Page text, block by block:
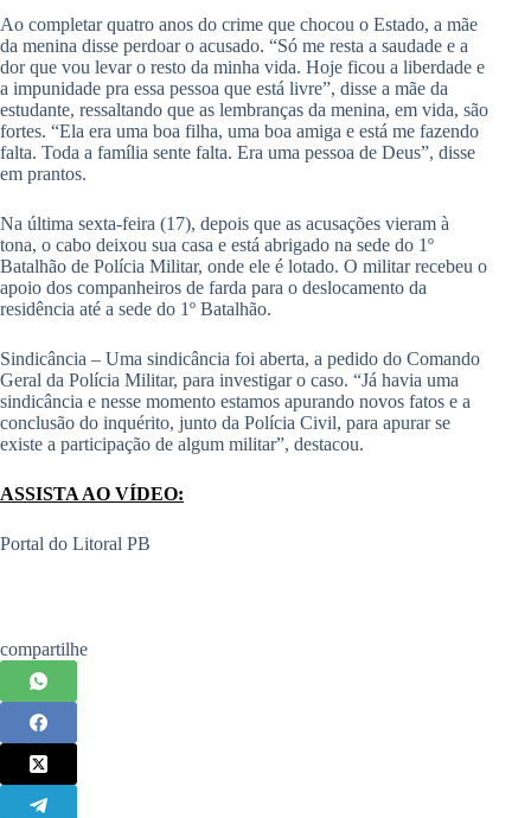
Ao completar quatro anos do crime que chocou o Estado, a mãe
da menina disse perdoar o acusado. “Só me resta a saudade e a
dor que vou levar o resto da minha vida. Hoje ficou a liberdade e
a impunidade pra essa pessoa que está livre”, disse a mãe da
estudante, ressaltando que as lembranças da menina, em vida, são
fortes. “Ela era uma boa filha, uma boa amiga e está me fazendo
falta. Toda a família sente falta. Era uma pessoa de Deus”, disse
em prantos.
Na última sexta-feira (17), depois que as acusações vieram à
tona, o cabo deixou sua casa e está abrigado na sede do 1º
Batalhão de Polícia Militar, onde ele é lotado. O militar recebeu o
apoio dos companheiros de farda para o deslocamento da
residência até a sede do 1º Batalhão.
Sindicância – Uma sindicância foi aberta, a pedido do Comando
Geral da Polícia Militar, para investigar o caso. “Já havia uma
sindicância e nesse momento estamos apurando novos fatos e a
conclusão do inquérito, junto da Polícia Civil, para apurar se
existe a participação de algum militar”, destacou.
ASSISTA AO VÍDEO:
Portal do Litoral PB
compartilhe